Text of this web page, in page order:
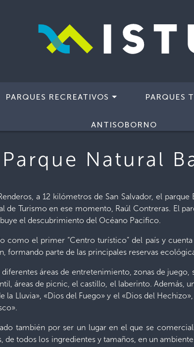
PARQUES RECREATIVOS PARQUES
ANTISOBORNO
Parque Natural
a 12 kilómetros de San Salvador, el
de Turismo en ese momento, Raúl Contreras. El
el descubrimiento del Océano Pacifico.
como el primer “Centro turístico” del país y
formando parte de las principales reservas
áreas de entretenimiento, zonas de
áreas de picnic, el castillo, el laberinto. Además,
Lluvia», «Dios del Fuego» y el «Dios del
también por ser un lugar en el que se
de todos los ingredientes y tamaños, en un